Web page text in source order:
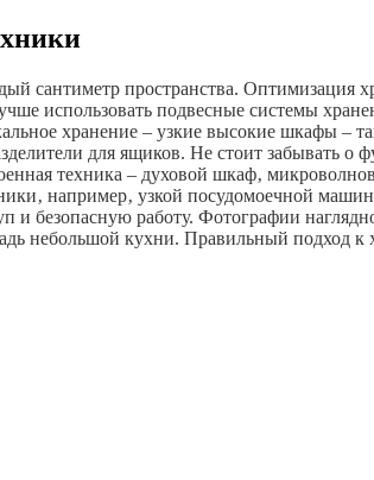
сантиметр пространства. Оптимизация
использовать подвесные системы
хранение – узкие высокие шкафы –
для ящиков. Не стоит забывать
техника – духовой шкаф‚
например‚ узкой посудомоечной
и безопасную работу. Фотографии
небольшой кухни. Правильный подход